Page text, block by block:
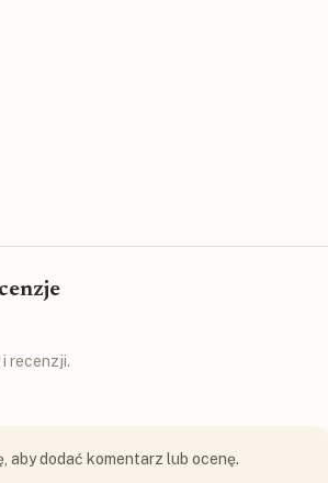
recenzji.
aby dodać komentarz lub ocenę.